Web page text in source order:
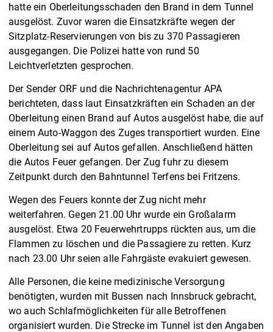
hatte ein Oberleitungsschaden den Brand in dem Tunnel
ausgelöst. Zuvor waren die Einsatzkräfte wegen der
Sitzplatz-Reservierungen von bis zu 370 Passagieren
ausgegangen. Die Polizei hatte von rund 50
Leichtverletzten gesprochen.
Der Sender ORF und die Nachrichtenagentur APA
berichteten, dass laut Einsatzkräften ein Schaden an der
Oberleitung einen Brand auf Autos ausgelöst habe, die auf
einem Auto-Waggon des Zuges transportiert wurden. Eine
Oberleitung sei auf Autos gefallen. Anschließend hätten
die Autos Feuer gefangen. Der Zug fuhr zu diesem
Zeitpunkt durch den Bahntunnel Terfens bei Fritzens.
Wegen des Feuers konnte der Zug nicht mehr
weiterfahren. Gegen 21.00 Uhr wurde ein Großalarm
ausgelöst. Etwa 20 Feuerwehrtrupps rückten aus, um die
Flammen zu löschen und die Passagiere zu retten. Kurz
nach 23.00 Uhr seien alle Fahrgäste evakuiert gewesen.
Alle Personen, die keine medizinische Versorgung
benötigten, wurden mit Bussen nach Innsbruck gebracht,
wo auch Schlafmöglichkeiten für alle Betroffenen
organisiert wurden. Die Strecke im Tunnel ist den Angaben